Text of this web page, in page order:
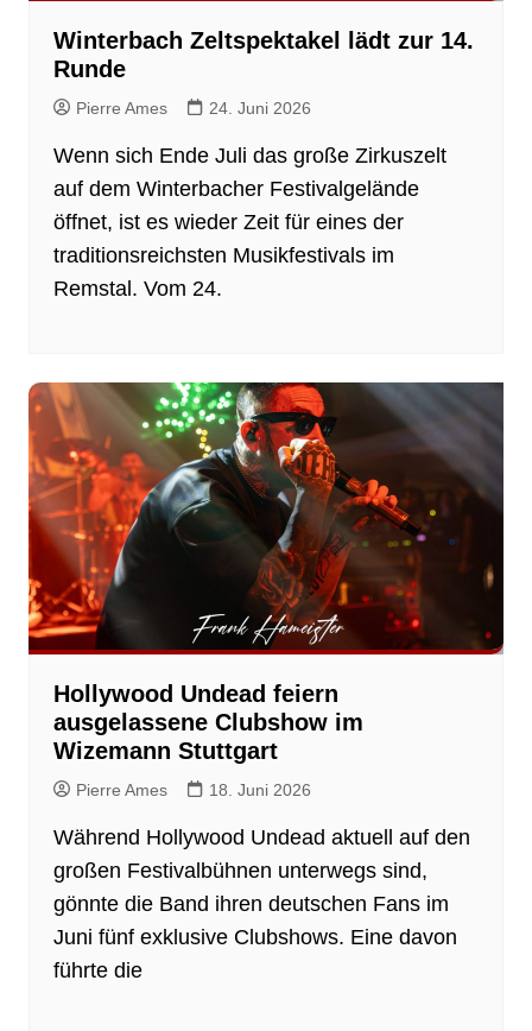
Winterbach Zeltspektakel lädt zur 14.
Runde
Pierre Ames 24. Juni 2026
Wenn sich Ende Juli das große Zirkuszelt
auf dem Winterbacher Festivalgelände
öffnet, ist es wieder Zeit für eines der
traditionsreichsten Musikfestivals im
Remstal. Vom 24.
Hollywood Undead feiern
ausgelassene Clubshow im
Wizemann Stuttgart
Pierre Ames 18. Juni 2026
Während Hollywood Undead aktuell auf den
großen Festivalbühnen unterwegs sind,
gönnte die Band ihren deutschen Fans im
Juni fünf exklusive Clubshows. Eine davon
führte die